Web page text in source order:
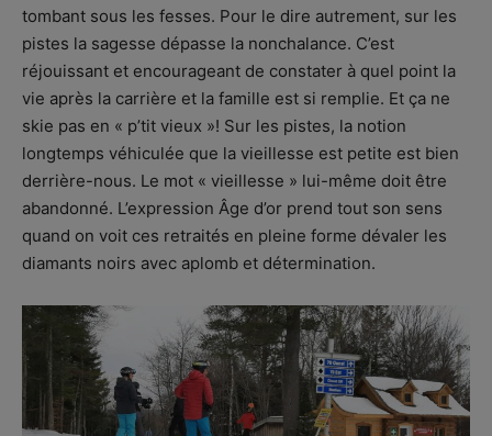
tombant sous les fesses. Pour le dire autrement, sur les
pistes la sagesse dépasse la nonchalance. C’est
réjouissant et encourageant de constater à quel point la
vie après la carrière et la famille est si remplie. Et ça ne
skie pas en « p’tit vieux »! Sur les pistes, la notion
longtemps véhiculée que la vieillesse est petite est bien
derrière-nous. Le mot « vieillesse » lui-même doit être
abandonné. L’expression Âge d’or prend tout son sens
quand on voit ces retraités en pleine forme dévaler les
diamants noirs avec aplomb et détermination.